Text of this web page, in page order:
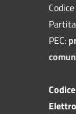
PEC: